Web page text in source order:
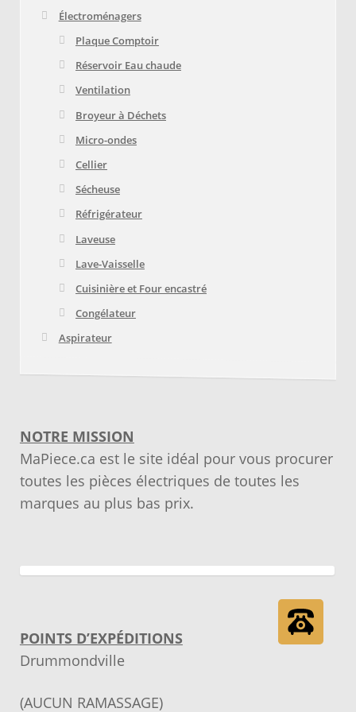
Électroménagers
Plaque Comptoir
Réservoir Eau chaude
Ventilation
Broyeur à Déchets
Micro-ondes
Cellier
Sécheuse
Réfrigérateur
Laveuse
Lave-Vaisselle
Cuisinière et Four encastré
Congélateur
Aspirateur
NOTRE MISSION
MaPiece.ca est le site idéal pour vous procurer
toutes les pièces électriques de toutes les
marques au plus bas prix.
POINTS D’EXPÉDITIONS
Drummondville
(AUCUN RAMASSAGE)